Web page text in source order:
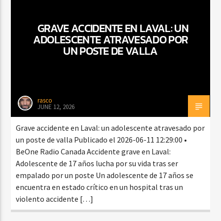
CURRENT SHOW
BALADAS ROMÁNTICAS
GRAVE ACCIDENTE EN LAVAL: UN
ADOLESCENTE ATRAVESADO POR
UN POSTE DE VALLA
rasco
JUNE 12, 2026
Grave accidente en Laval: un adolescente atravesado por
un poste de valla Publicado el 2026-06-11 12:29:00 •
BeOne Radio Canada Accidente grave en Laval:
Adolescente de 17 años lucha por su vida tras ser
empalado por un poste Un adolescente de 17 años se
encuentra en estado crítico en un hospital tras un
violento accidente […]